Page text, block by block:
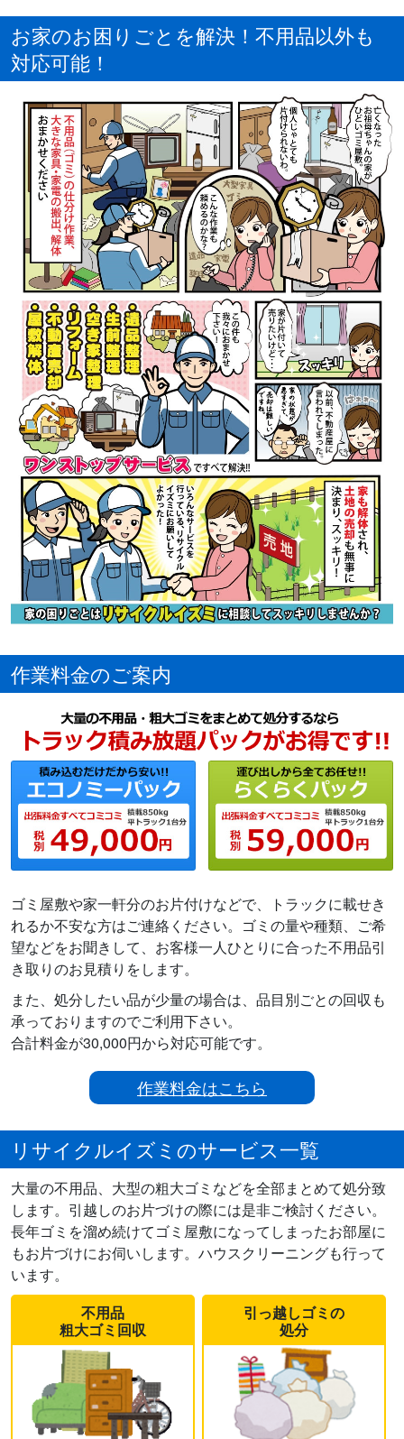
お家のお困りごとを解決！不用品以外も
対応可能！
作業料金のご案内
ゴミ屋敷や家一軒分のお片付けなどで、トラックに載せき
れるか不安な方はご連絡ください。ゴミの量や種類、ご希
望などをお聞きして、お客様一人ひとりに合った不用品引
き取りのお見積りをします。
また、処分したい品が少量の場合は、品目別ごとの回収も
承っておりますのでご利用下さい。
合計料金が30,000円から対応可能です。
作業料金はこちら
リサイクルイズミのサービス一覧
大量の不用品、大型の粗大ゴミなどを全部まとめて処分致
します。引越しのお片づけの際には是非ご検討ください。
長年ゴミを溜め続けてゴミ屋敷になってしまったお部屋に
もお片づけにお伺いします。ハウスクリーニングも行って
います。
不用品
粗大ゴミ回収
引っ越しゴミの
処分